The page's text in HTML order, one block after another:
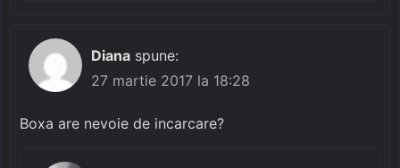
Diana spune:
27 martie 2017 la 18:28
Boxa are nevoie de incarcare?